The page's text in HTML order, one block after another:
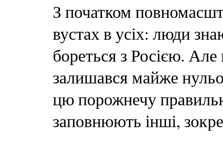
З початком
вустах в усіх: люди
бореться з Росією. Але
залишався майже
цю порожнечу
заповнюють інші,